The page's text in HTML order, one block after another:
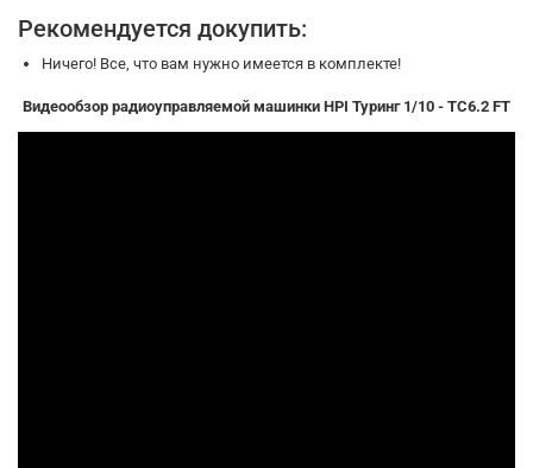
Рекомендуется докупить:
Ничего! Все, что вам нужно имеется в комплекте!
Видеообзор радиоуправляемой машинки HPI Туринг 1/10 - TC6.2 FT